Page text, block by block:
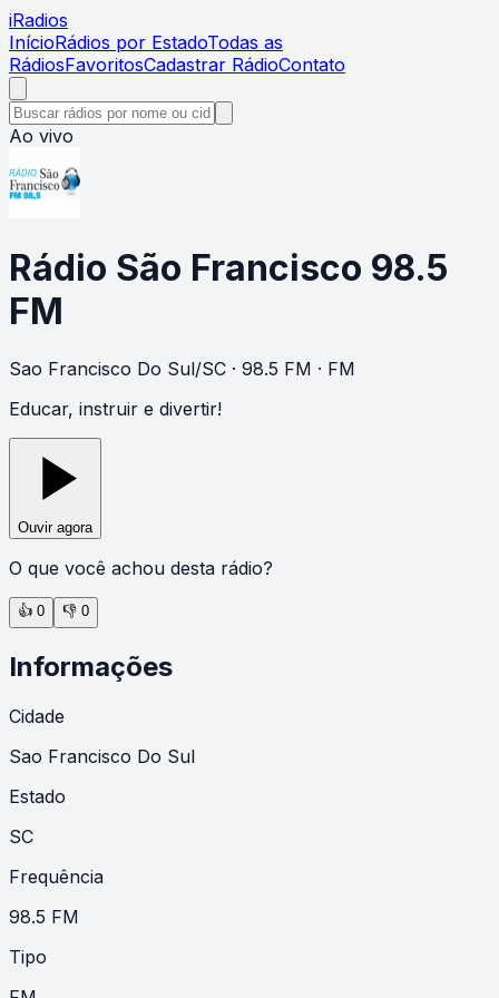
iRadios
InícioRádios por EstadoTodas as
RádiosFavoritosCadastrar RádioContato
Ao vivo
Rádio São Francisco 98.5
FM
Sao Francisco Do Sul/SC · 98.5 FM · FM
Educar, instruir e divertir!
Ouvir agora
O que você achou desta rádio?
👍 0 👎 0
Informações
Cidade
Sao Francisco Do Sul
Estado
SC
Frequência
98.5 FM
Tipo